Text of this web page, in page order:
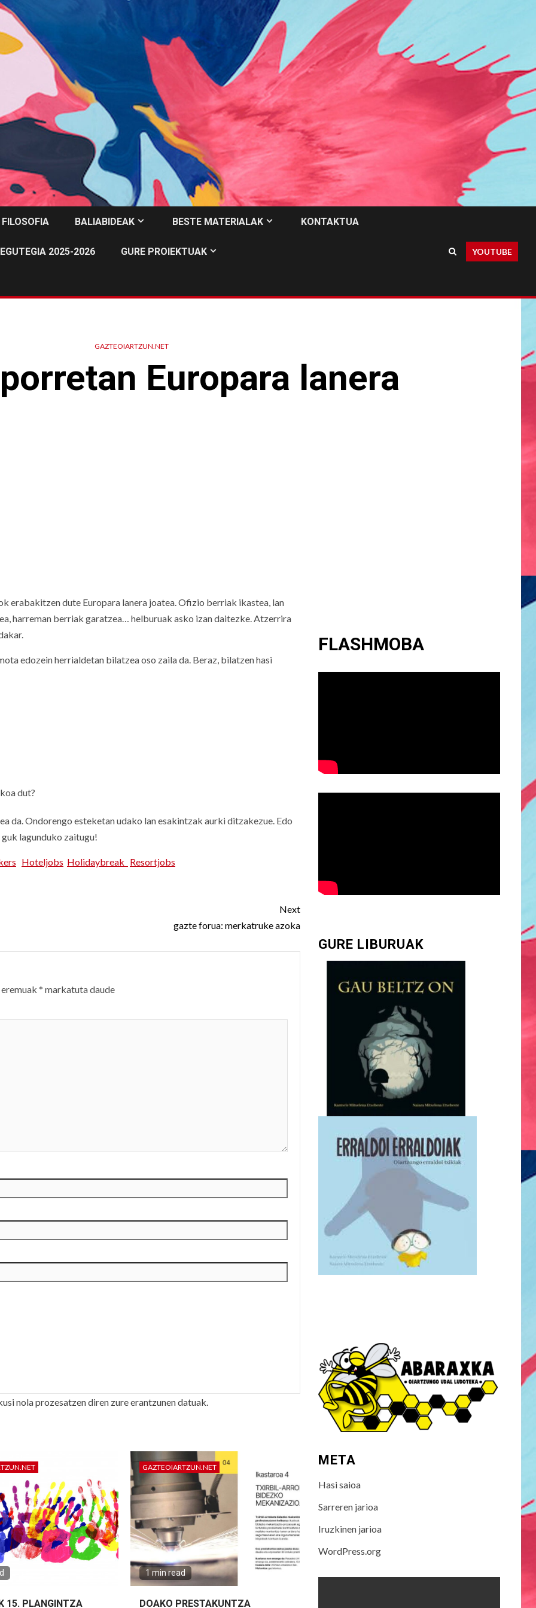
FILOSOFIA BALIABIDEAK BESTE MATERIALAK KONTAKTUA
EGUTEGIA 2025-2026 GURE PROIEKTUAK YOUTUBE
GAZTEOIARTZUN.NET
Europara lanera
erabakitzen dute Europara lanera joatea. Ofizio berriak ikastea, lan
harreman berriak garatzea… helburuak asko izan daitezke. Atzerrira
edozein herrialdetan bilatzea oso zaila da. Beraz, bilatzen hasi
dut?
da. Ondorengo esteketan udako lan esakintzak aurki ditzakezue. Edo
lagunduko zaitugu!
Hoteljobs Holidaybreak Resortjobs
Next
gazte forua: merkatruke azoka
* markatuta daude
nola prozesatzen diren zure erantzunen datuak.
15. PLANGINTZA
GAZTEOIARTZUN.NET
1 min read
DOAKO PRESTAKUNTZA
FLASHMOBA
GURE LIBURUAK
META
Hasi saioa
Sarreren jarioa
Iruzkinen jarioa
WordPress.org